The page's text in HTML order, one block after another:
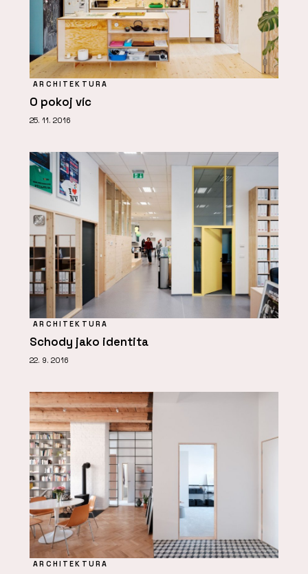
ARCHITEKTURA
O pokoj víc
25. 11. 2016
ARCHITEKTURA
Schody jako identita
22. 9. 2016
ARCHITEKTURA